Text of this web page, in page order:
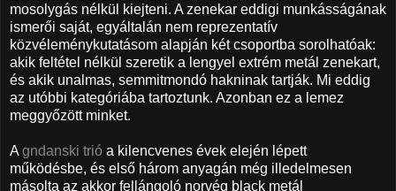
mosolygás nélkül kiejteni. A zenekar eddigi munkásságának
ismerői saját, egyáltalán nem reprezentatív
közvéleménykutatásom alapján két csoportba sorolhatóak:
akik feltétel nélkül szeretik a lengyel extrém metál zenekart,
és akik unalmas, semmitmondó hakninak tartják. Mi eddig
az utóbbi kategóriába tartoztunk. Azonban ez a lemez
meggyőzött minket.
A gndanski trió a kilencvenes évek elején lépett
működésbe, és első három anyagán még illedelmesen
másolta az akkor fellángoló norvég black metál